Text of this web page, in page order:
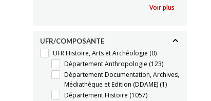
Voir plus
UFR/COMPOSANTE
UFR Histoire, Arts et Archéologie (0)
Département Anthropologie (123)
Département Documentation, Archives,
Médiathèque et Edition (DDAME) (1)
Département Histoire (1057)